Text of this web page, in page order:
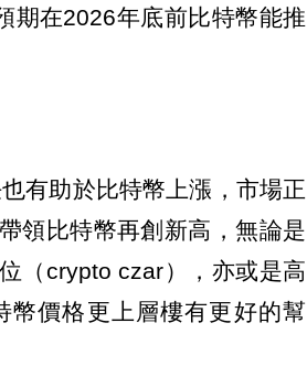
期在2026年底前比特幣能推
有助於比特幣上漲，市場正
領比特幣再創新高，無論是
（crypto czar），亦或是高
幣價格更上層樓有更好的幫